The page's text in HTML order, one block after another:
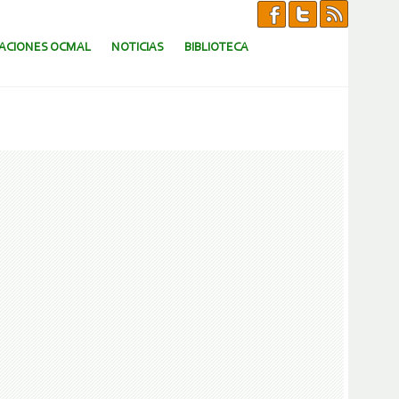
OCMAL NOTICIAS BIBLIOTECA